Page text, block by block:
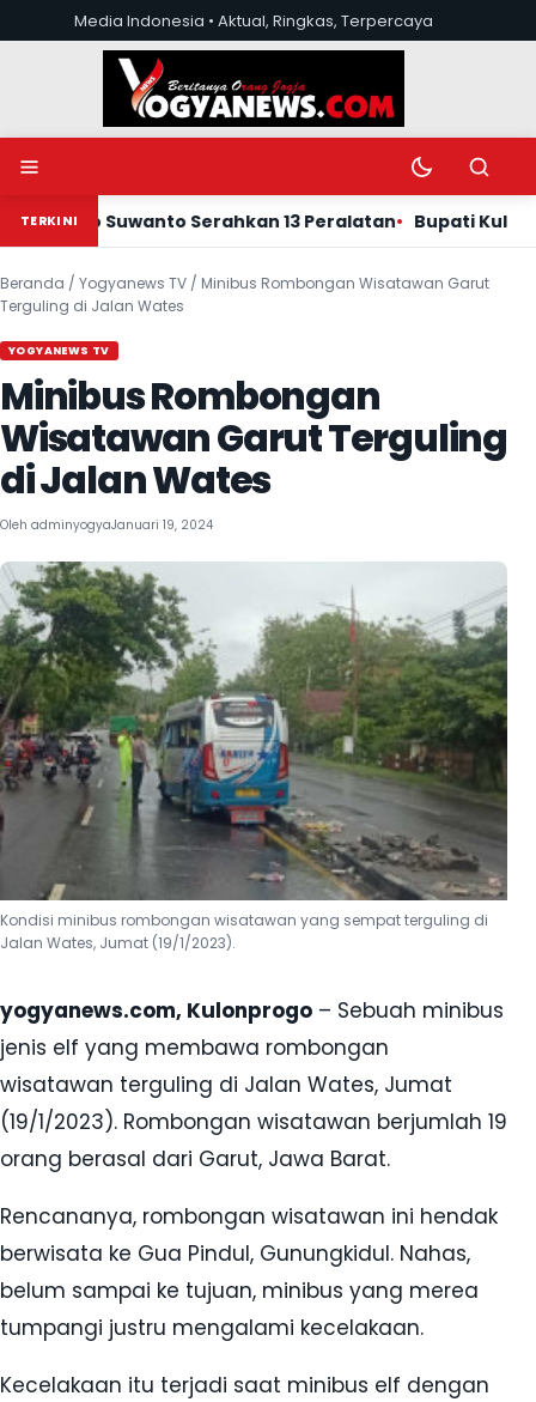
Lewati ke kontenMedia Indonesia • Aktual, Ringkas, Terpercaya
TERKINI
Eko Suwanto Serahkan 13 Peralatan Bupati Kulon
Beranda / Yogyanews TV / Minibus Rombongan Wisatawan Garut
Terguling di Jalan Wates
YOGYANEWS TV
Minibus Rombongan
Wisatawan Garut Terguling
di Jalan Wates
Oleh adminyogyaJanuari 19, 2024
Kondisi minibus rombongan wisatawan yang sempat terguling di
Jalan Wates, Jumat (19/1/2023).
yogyanews.com, Kulonprogo – Sebuah minibus
jenis elf yang membawa rombongan
wisatawan terguling di Jalan Wates, Jumat
(19/1/2023). Rombongan wisatawan berjumlah 19
orang berasal dari Garut, Jawa Barat.
Rencananya, rombongan wisatawan ini hendak
berwisata ke Gua Pindul, Gunungkidul. Nahas,
belum sampai ke tujuan, minibus yang merea
tumpangi justru mengalami kecelakaan.
Kecelakaan itu terjadi saat minibus elf dengan